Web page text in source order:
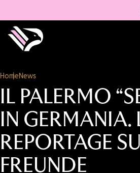
HomeNews
IL PALERMO
IN GERMANIA.
REPORTAGE
FREUNDE